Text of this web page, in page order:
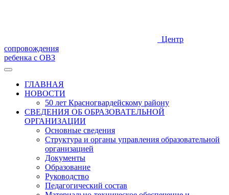
Центр
сопровождения
ребенка с ОВЗ
ГЛАВНАЯ
НОВОСТИ
50 лет Красногвардейскому району
СВЕДЕНИЯ ОБ ОБРАЗОВАТЕЛЬНОЙ
ОРГАНИЗАЦИИ
Основные сведения
Структура и органы управления образовательной
организацией
Документы
Образование
Руководство
Педагогический состав